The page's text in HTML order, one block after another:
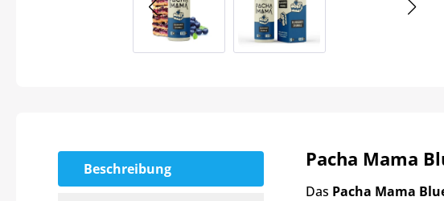
Beschreibung Pacha Mama
Das Pacha Mama